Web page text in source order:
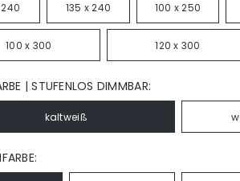
135 x 240 100 x 250
100 x 300 120 x 300
| STUFENLOS DIMMBAR:
kaltweiß